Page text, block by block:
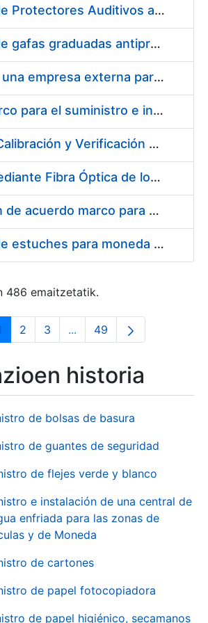
Suministro de Protectores Auditivos a medida para las personas trabajadoras de los Centros de Trabajo de Madrid y Burgos
Suministro de gafas graduadas antiproyecciones para los trabajadores de la FNMT-RCM en los centros de trabajo de Madrid y Burgos
Servicios de una empresa externa para el asesoramiento y resolución de los recursos de alzada que se presentan relacionados con procesos de selección para la FNMT-RCM
Acuerdo marco para el suministro e instalación de persianas, estores y otros complementos
Servicio de Calibración y Verificación Externa de los Equipos de Medición del Servicio de Prevención de la FNMT-RCM
Conexión mediante Fibra Óptica de los Centros de Proceso de Datos (CPDs) de las sedes de la FNMT-RCM de Burgos y Madrid
Contratación de acuerdo marco para el Suministro de Material de Electricidad para la Fábrica Nacional de Moneda y Timbre-Real Casa de la Moneda en su centro de trabajo de Burgos
Suministro de estuches para moneda de 30 €
486 emaitzetatik.
Orrialdea
Orrialdea
2 Orrialdea
3 ...Intermediate Pages Use
Orrialdea
49
historia
de bolsas de basura
de guantes de seguridad
de flejes verde y blanco
e instalación de una central de
enfriada para las zonas de
y de Moneda
de cartones
de papel fotocopiadora
de papel higiénico, secamanos